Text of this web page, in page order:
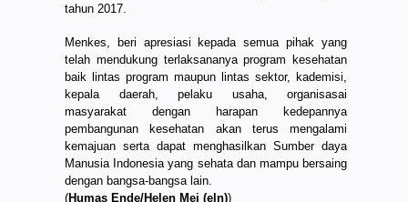
tahun 2017.
Menkes, beri apresiasi kepada semua pihak yang
telah mendukung terlaksananya program kesehatan
baik lintas program maupun lintas sektor, kademisi,
kepala daerah, pelaku usaha, organisasai
masyarakat dengan harapan kedepannya
pembangunan kesehatan akan terus mengalami
kemajuan serta dapat menghasilkan Sumber daya
Manusia Indonesia yang sehata dan mampu bersaing
dengan bangsa-bangsa lain.
(Humas Ende/Helen Mei (eln))